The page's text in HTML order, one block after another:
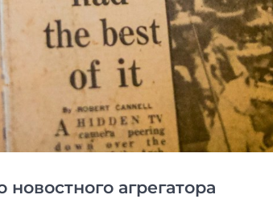
агрегатора